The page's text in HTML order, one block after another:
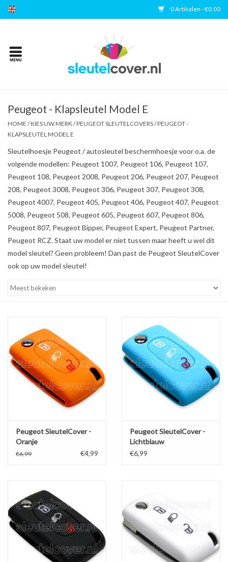
0 Artikelen - €0,00
Home
Accessoires
Veelgestelde vragen
Contact
Peugeot - Klapsleutel Model E
HOME /KIES UW MERK /PEUGEOT SLEUTELCOVERS/PEUGEOT -
KLAPSLEUTEL MODEL E
Sleutelhoesje Peugeot / autosleutel beschermhoesje voor o.a. de
volgende modellen: Peugeot 1007, Peugeot 106, Peugeot 107,
Peugeot 108, Peugeot 2008, Peugeot 206, Peugeot 207, Peugeot
208, Peugeot 3008, Peugeot 306, Peugeot 307, Peugeot 308,
Peugeot 4007, Peugeot 405, Peugeot 406, Peugeot 407, Peugeot
5008, Peugeot 508, Peugeot 605, Peugeot 607, Peugeot 806,
Peugeot 807, Peugeot Bipper, Peugeot Expert, Peugeot Partner,
Peugeot RCZ. Staat uw model er niet tussen maar heeft u wel dit
model sleutel? Geen probleem! Dan past de Peugeot SleutelCover
ook op uw model sleutel!
Peugeot SleutelCover -
Oranje
€6,99 €4,99
Peugeot SleutelCover -
Lichtblauw
€6,99